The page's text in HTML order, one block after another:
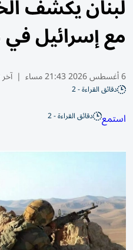
لبنان يكشف
مع إسرائيل
6 أغسطس 2026 21:43 مساء |
دقائق القراءة - 2
استمع دقائق القراءة - 2